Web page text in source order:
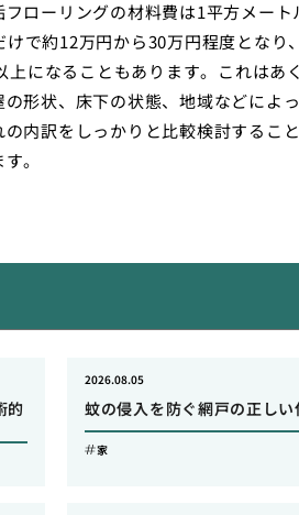
ローリングの材料費は1平方メート
で約12万円から30万円程度となり
になることもあります。これはあ
形状、床下の状態、地域などによ
内訳をしっかりと比較検討するこ
。
的
蚊の侵入を防ぐ網戸の正しい
2026.08.05
家